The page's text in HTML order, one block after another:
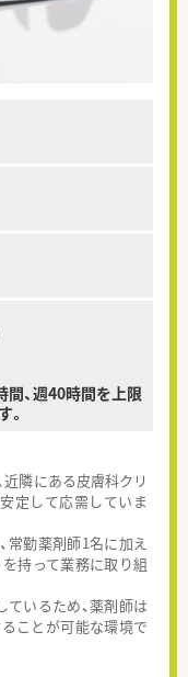
、週40時間を上限
。
隣にある皮膚科クリ
定して応需していま
勤薬剤師1名に加え
持って業務に取り組
いるため、薬剤師は
ことが可能な環境で